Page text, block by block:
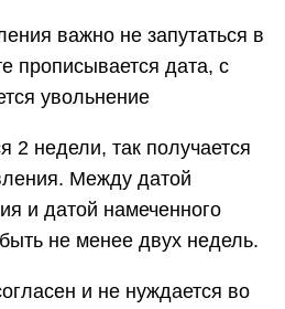
важно не запутаться в
прописывается дата, с
увольнение
2 недели, так получается
Между датой
и датой намеченного
не менее двух недель.
и не нуждается во